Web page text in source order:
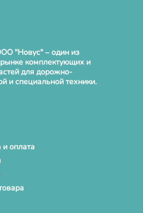
"Новус" – один из
комплектующих и
для дорожно-
и специальной техники.
оплата